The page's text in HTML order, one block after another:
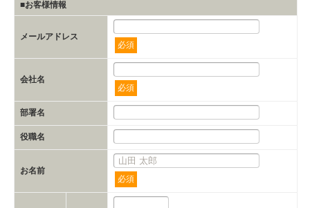
■お客様情報
メールアドレス
必須
会社名
必須
部署名
役職名
お名前
必須